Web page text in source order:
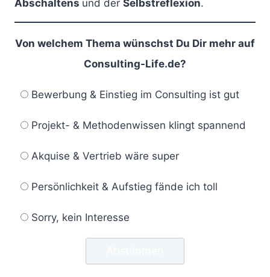
Abschaltens und der Selbstreflexion.
Von welchem Thema wünschst Du Dir mehr auf
Consulting-Life.de?
Bewerbung & Einstieg im Consulting ist gut
Projekt- & Methodenwissen klingt spannend
Akquise & Vertrieb wäre super
Persönlichkeit & Aufstieg fände ich toll
Sorry, kein Interesse